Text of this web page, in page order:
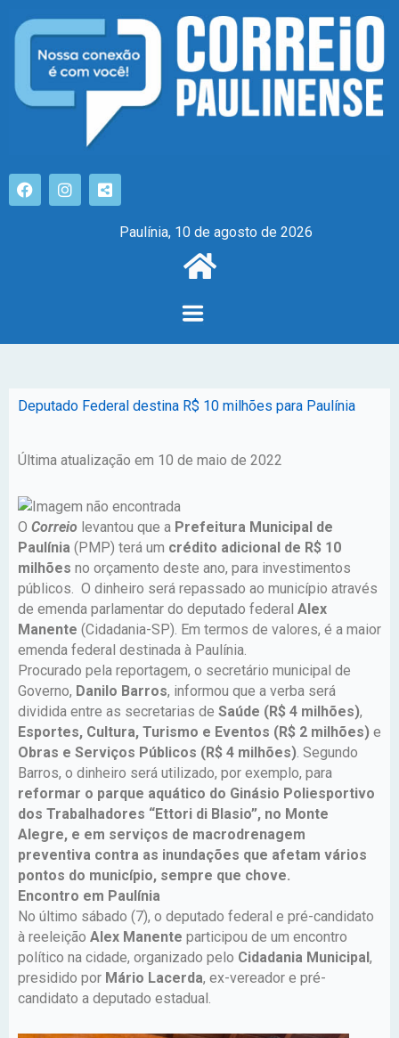
Paulínia, 10 de agosto de 2026
Deputado Federal destina R$ 10 milhões para Paulínia
Última atualização em 10 de maio de 2022
O Correio levantou que a Prefeitura Municipal de
Paulínia (PMP) terá um crédito adicional de R$ 10
milhões no orçamento deste ano, para investimentos
públicos. O dinheiro será repassado ao município através
de emenda parlamentar do deputado federal Alex
Manente (Cidadania-SP). Em termos de valores, é a maior
emenda federal destinada à Paulínia.
Procurado pela reportagem, o secretário municipal de
Governo, Danilo Barros, informou que a verba será
dividida entre as secretarias de Saúde (R$ 4 milhões),
Esportes, Cultura, Turismo e Eventos (R$ 2 milhões) e
Obras e Serviços Públicos (R$ 4 milhões). Segundo
Barros, o dinheiro será utilizado, por exemplo, para
reformar o parque aquático do Ginásio Poliesportivo
dos Trabalhadores “Ettori di Blasio”, no Monte
Alegre, e em serviços de macrodrenagem
preventiva contra as inundações que afetam vários
pontos do município, sempre que chove.
Encontro em Paulínia
No último sábado (7), o deputado federal e pré-candidato
à reeleição Alex Manente participou de um encontro
político na cidade, organizado pelo Cidadania Municipal,
presidido por Mário Lacerda, ex-vereador e pré-
candidato a deputado estadual.